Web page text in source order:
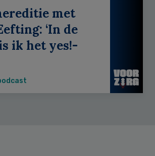
met
‘In de
ik het yes!-